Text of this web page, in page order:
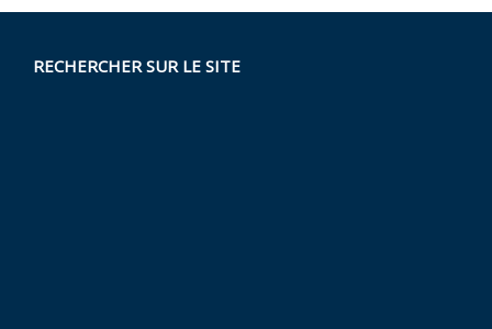
RECHERCHER SUR LE SITE